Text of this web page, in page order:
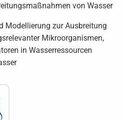
von Wasser
Modellierung zur Ausbreitung
Mikroorganismen,
in Wasserressourcen